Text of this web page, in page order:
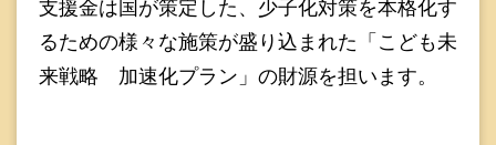
支援金は国が策定した、少子化対策を本格化す
るための様々な施策が盛り込まれた「こども未
来戦略 加速化プラン」の財源を担います。